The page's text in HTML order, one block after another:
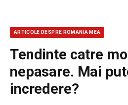
ARTICOLE DESPRE ROMANIA MEA
Tendinte catre
nepasare. Mai
incredere?